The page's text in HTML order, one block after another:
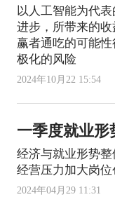
以人工智能为代
进步，所带来的收
赢者通吃的可能
极化的风险
2024年10月22 15:54
一季度就业形
经济与就业形势
经营压力加大岗
2024年04月29 11:31